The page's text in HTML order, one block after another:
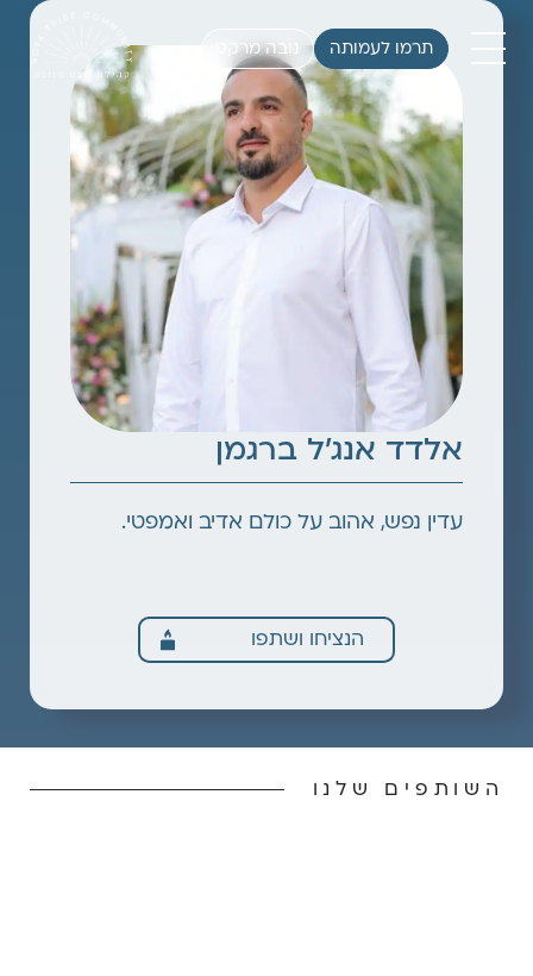
תרמו לעמותה נובה מרקט
אלדד אנג׳ל ברגמן
עדין נפש, אהוב על כולם אדיב ואמפטי.
הנציחו ושתפו
השותפים שלנו